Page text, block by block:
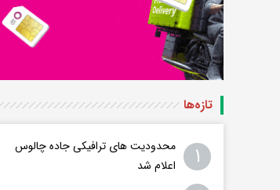
تازه‌ها
۱
محدودیت های ترافیکی جاده چالوس
اعلام شد